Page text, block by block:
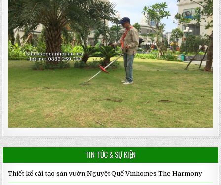
TIN TỨC & SỰ KIỆN
Thiết kế cải tạo sân vườn Nguyệt Quế Vinhomes The Harmony